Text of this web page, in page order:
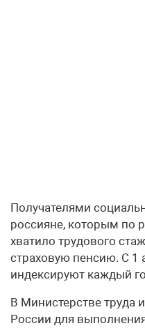
Получателями
россияне, которым по
хватило трудового
страховую пенсию. С 1
индексируют каждый
В Министерстве труда
России для